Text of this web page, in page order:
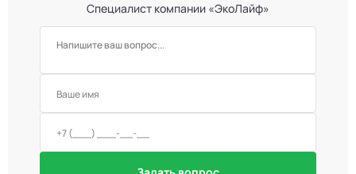
Специалист компании «ЭкоЛайф»